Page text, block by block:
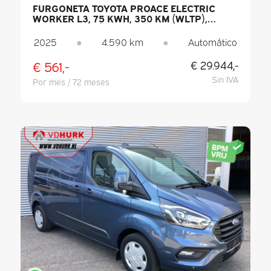
FURGONETA TOYOTA PROACE ELECTRIC
WORKER L3, 75 KWH, 350 KM (WLTP),
CLIMATIZADOR, PDC, CONTROL DE
CRUCERO, DAB
2025 ● 4.590 km ● Automático
€ 561,-
Por mes / 72 meses
€ 29.944,-
Sin IVA